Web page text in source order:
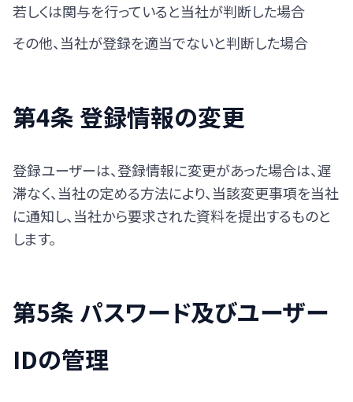
若しくは関与を行っていると当社が判断した場合
その他、当社が登録を適当でないと判断した場合
第4条 登録情報の変更
登録ユーザーは、登録情報に変更があった場合は、遅
滞なく、当社の定める方法により、当該変更事項を当社
に通知し、当社から要求された資料を提出するものと
します。
第5条 パスワード及びユーザー
IDの管理